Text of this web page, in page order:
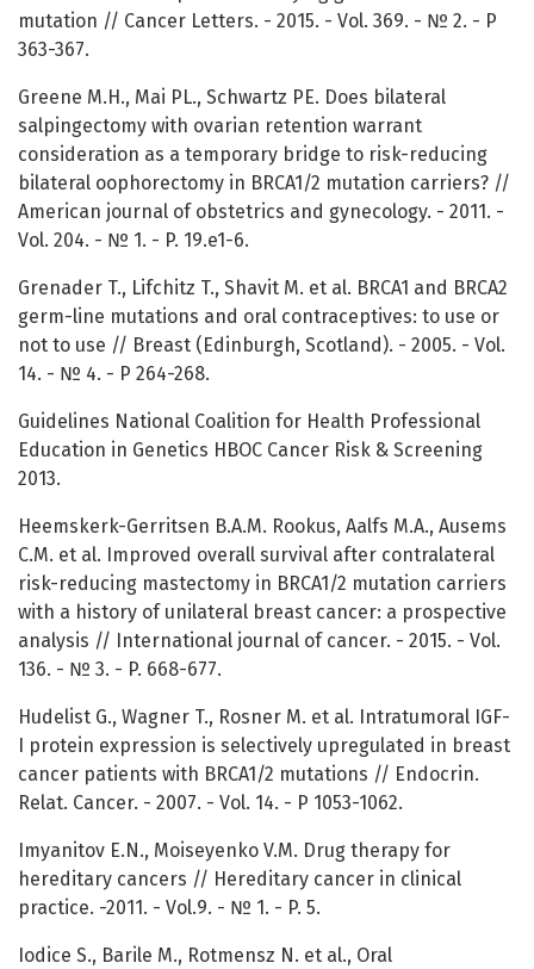
mutation // Cancer Letters. - 2015. - Vol. 369. - № 2. - P
363-367.
Greene M.H., Mai PL., Schwartz PE. Does bilateral
salpingectomy with ovarian retention warrant
consideration as a temporary bridge to risk-reducing
bilateral oophorectomy in BRCA1/2 mutation carriers? //
American journal of obstetrics and gynecology. - 2011. -
Vol. 204. - № 1. - P. 19.e1-6.
Grenader T., Lifchitz T., Shavit M. et al. BRCA1 and BRCA2
germ-line mutations and oral contraceptives: to use or
not to use // Breast (Edinburgh, Scotland). - 2005. - Vol.
14. - № 4. - P 264-268.
Guidelines National Coalition for Health Professional
Education in Genetics HBOC Cancer Risk & Screening
2013.
Heemskerk-Gerritsen B.A.M. Rookus, Aalfs M.A., Ausems
C.M. et al. Improved overall survival after contralateral
risk-reducing mastectomy in BRCA1/2 mutation carriers
with a history of unilateral breast cancer: a prospective
analysis // International journal of cancer. - 2015. - Vol.
136. - № 3. - P. 668-677.
Hudelist G., Wagner T., Rosner M. et al. Intratumoral IGF-
I protein expression is selectively upregulated in breast
cancer patients with BRCA1/2 mutations // Endocrin.
Relat. Cancer. - 2007. - Vol. 14. - P 1053-1062.
Imyanitov E.N., Moiseyenko V.M. Drug therapy for
hereditary cancers // Hereditary cancer in clinical
practice. -2011. - Vol.9. - № 1. - P. 5.
Iodice S., Barile M., Rotmensz N. et al., Oral